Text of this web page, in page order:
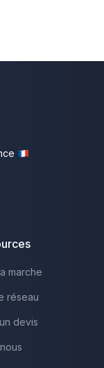
marche
réseau
devis